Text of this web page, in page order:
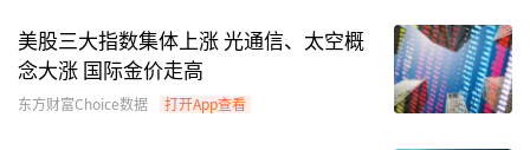
展望后市，永赢卫星ETF基金经理刘庭宇表示，
2026年将成为中国商业航天产业加速发展的元
年，板块事件催化密集，行情的高度和持续性有望
美股三大指数集体上涨 光通信、太空概
念大涨 国际金价走高
东方财富Choice数据 打开App查看